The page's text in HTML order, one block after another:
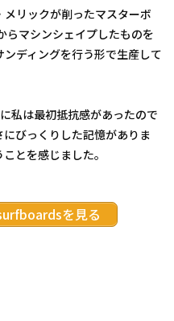
リックが削ったマスターボ
らマシンシェイプしたものを
ディングを行う形で生産して
私は最初抵抗感があったので
びっくりした記憶がありま
とを感じました。
を見る